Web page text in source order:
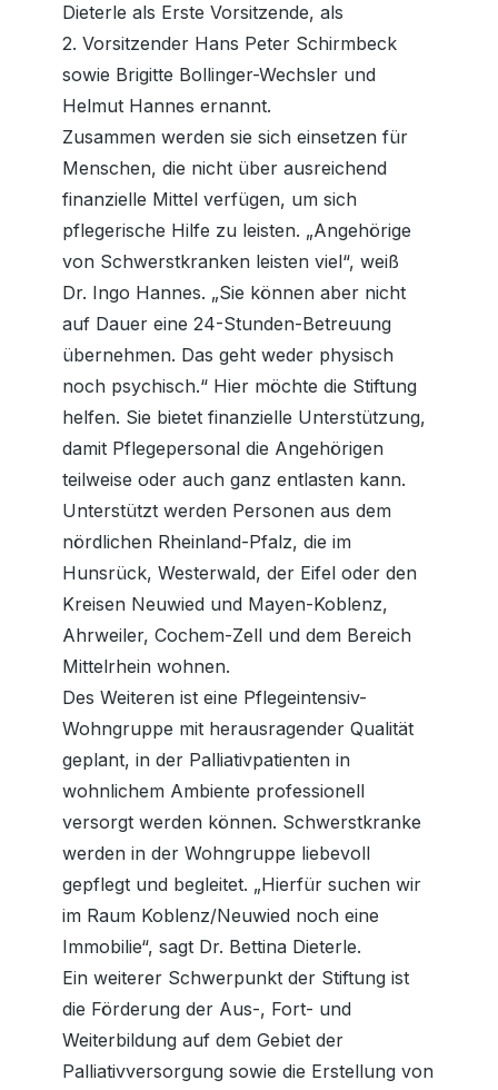
Dieterle als Erste Vorsitzende, als
2. Vorsitzender Hans Peter Schirmbeck
sowie Brigitte Bollinger-Wechsler und
Helmut Hannes ernannt.
Zusammen werden sie sich einsetzen für
Menschen, die nicht über ausreichend
finanzielle Mittel verfügen, um sich
pflegerische Hilfe zu leisten. „Angehörige
von Schwerstkranken leisten viel“, weiß
Dr. Ingo Hannes. „Sie können aber nicht
auf Dauer eine 24-Stunden-Betreuung
übernehmen. Das geht weder physisch
noch psychisch.“ Hier möchte die Stiftung
helfen. Sie bietet finanzielle Unterstützung,
damit Pflegepersonal die Angehörigen
teilweise oder auch ganz entlasten kann.
Unterstützt werden Personen aus dem
nördlichen Rheinland-Pfalz, die im
Hunsrück, Westerwald, der Eifel oder den
Kreisen Neuwied und Mayen-Koblenz,
Ahrweiler, Cochem-Zell und dem Bereich
Mittelrhein wohnen.
Des Weiteren ist eine Pflegeintensiv-
Wohngruppe mit herausragender Qualität
geplant, in der Palliativpatienten in
wohnlichem Ambiente professionell
versorgt werden können. Schwerstkranke
werden in der Wohngruppe liebevoll
gepflegt und begleitet. „Hierfür suchen wir
im Raum Koblenz/Neuwied noch eine
Immobilie“, sagt Dr. Bettina Dieterle.
Ein weiterer Schwerpunkt der Stiftung ist
die Förderung der Aus-, Fort- und
Weiterbildung auf dem Gebiet der
Palliativversorgung sowie die Erstellung von